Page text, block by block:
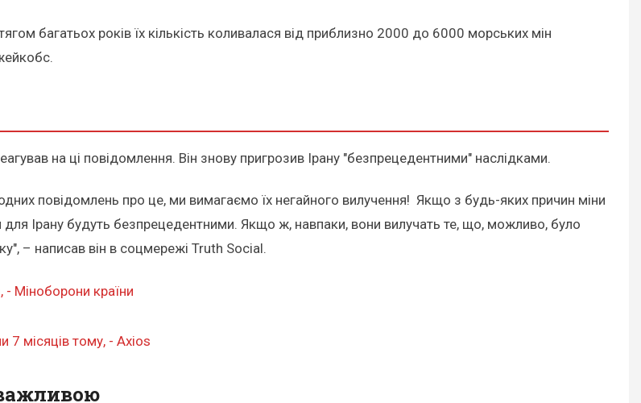
багатьох років їх кількість коливалася від приблизно 2000 до 6000 морських мін
на ці повідомлення. Він знову пригрозив Ірану "безпрецедентними" наслідками.
повідомлень про це, ми вимагаємо їх негайного вилучення! Якщо з будь-яких причин міни
для Ірану будуть безпрецедентними. Якщо ж, навпаки, вони вилучать те, що, можливо, було
– написав він в соцмережі Truth Social.
- Міноборони країни
7 місяців тому, - Axios